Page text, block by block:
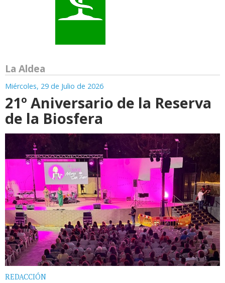
La Aldea
Miércoles, 29 de Julio de 2026
21º Aniversario de la Reserva
de la Biosfera
REDACCIÓN